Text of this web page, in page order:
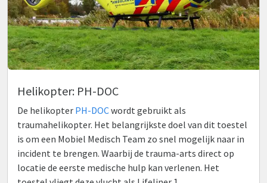
Helikopter: PH-DOC
De helikopter PH-DOCwordt gebruikt als
traumahelikopter. Het belangrijkste doel van dit toestel
is om een Mobiel Medisch Team zo snel mogelijk naar in
incident te brengen. Waarbij de trauma-arts direct op
locatie de eerste medische hulp kan verlenen. Het